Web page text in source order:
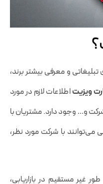
و معرفی بیشتر برند،
ویزیتاطلاعات لازم در مورد
و… وجود دارد. مشتریان با
با شرکت مورد نظر،
غیر مستقیم در بازاریابی،